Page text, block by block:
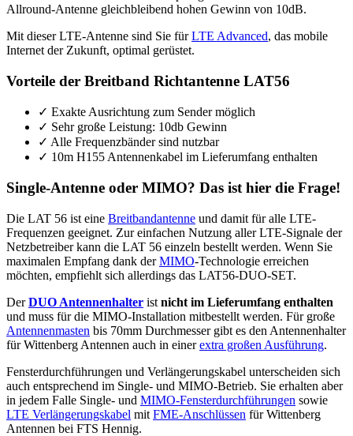
Allround-Antenne gleichbleibend hohen Gewinn von 10dB.
Mit dieser LTE-Antenne sind Sie fürLTE Advanced, das mobile
Internet der Zukunft, optimal gerüstet.
Vorteile der Breitband Richtantenne LAT56
✓ Exakte Ausrichtung zum Sender möglich
✓ Sehr große Leistung: 10db Gewinn
✓ Alle Frequenzbänder sind nutzbar
✓ 10m H155 Antennenkabel im Lieferumfang enthalten
Single-Antenne oder MIMO? Das ist hier die Frage!
Die LAT 56 ist eine Breitbandantenne und damit für alle LTE-
Frequenzen geeignet. Zur einfachen Nutzung aller LTE-Signale der
Netzbetreiber kann die LAT 56 einzeln bestellt werden. Wenn Sie
maximalen Empfang dank derMIMO-Technologie erreichen
möchten, empfiehlt sich allerdings das LAT56-DUO-SET.
DerDUO Antennenhalter ist nicht im Lieferumfang enthalten
und muss für die MIMO-Installation mitbestellt werden. Für große
Antennenmasten bis 70mm Durchmesser gibt es den Antennenhalter
für Wittenberg Antennen auch in einerextra großen Ausführung.
Fensterdurchführungen und Verlängerungskabel unterscheiden sich
auch entsprechend im Single- und MIMO-Betrieb. Sie erhalten aber
in jedem Falle Single- und MIMO-Fensterdurchführungen sowie
LTE Verlängerungskabel mit FME-Anschlüssen für Wittenberg
Antennen bei FTS Hennig.